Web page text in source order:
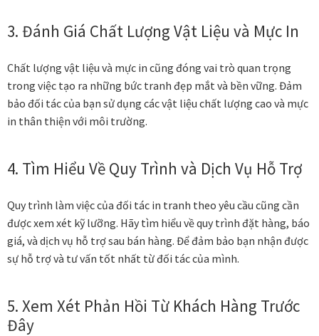
3. Đánh Giá Chất Lượng Vật Liệu và Mực In
Chất lượng vật liệu và mực in cũng đóng vai trò quan trọng
trong việc tạo ra những bức tranh đẹp mắt và bền vững. Đảm
bảo đối tác của bạn sử dụng các vật liệu chất lượng cao và mực
in thân thiện với môi trường.
4. Tìm Hiểu Về Quy Trình và Dịch Vụ Hỗ Trợ
Quy trình làm việc của đối tác in tranh theo yêu cầu cũng cần
được xem xét kỹ lưỡng. Hãy tìm hiểu về quy trình đặt hàng, báo
giá, và dịch vụ hỗ trợ sau bán hàng. Để đảm bảo bạn nhận được
sự hỗ trợ và tư vấn tốt nhất từ đối tác của mình.
5. Xem Xét Phản Hồi Từ Khách Hàng Trước
Đây